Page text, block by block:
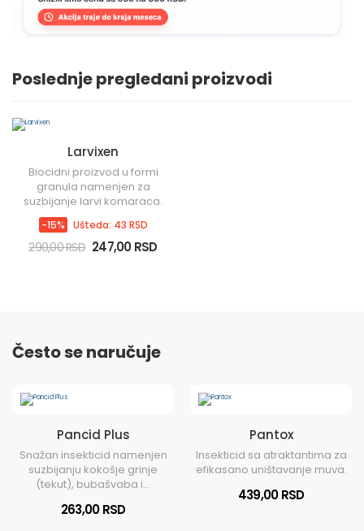
Poslednje pregledani proizvodi
Larvixen
Biocidni proizvod u formi
granula namenjen za
suzbijanje larvi komaraca.
-15% Ušteda: 43 RSD
290,00 RSD 247,00 RSD
Često se naručuje
Pancid Plus
Snažan insekticid namenjen
suzbijanju kokošje grinje
(tekut), bubašvaba i...
263,00 RSD
Pantox
Insekticid sa atraktantima za
efikasano uništavanje muva.
439,00 RSD